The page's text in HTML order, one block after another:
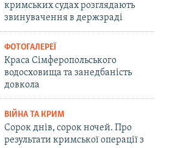
кримських судах розглядають
звинувачення в держзраді
ФОТОГАЛЕРЕЇ
Краса Сімферопольського
водосховища та занедбаність
довкола
ВІЙНА ТА КРИМ
Сорок днів, сорок ночей. Про
результати кримської операції з